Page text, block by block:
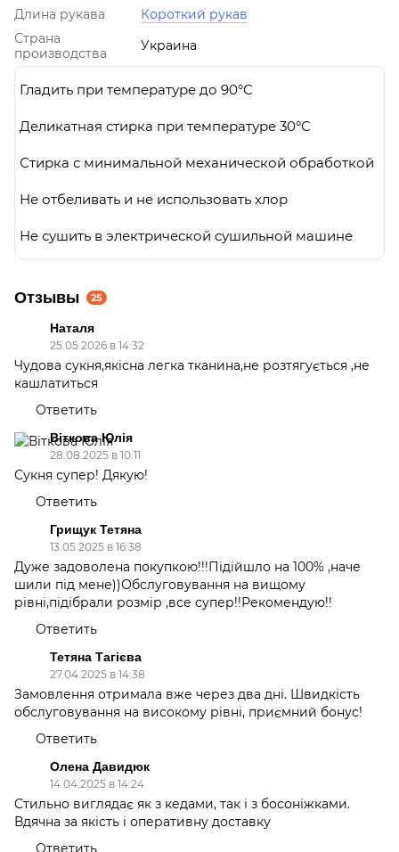
Длина рукава
Короткий рукав
Страна
производства
Украина
Гладить при температуре до 90°C
Деликатная стирка при температуре 30°C
Стирка с минимальной механической обработкой
Не отбеливать и не использовать хлор
Не сушить в электрической сушильной машине
Отзывы 25
Наталя
25.05.2026 в 14:32
Чудова сукня,якісна легка тканина,не розтягується ,не
кашлатиться
Ответить
Віткова Юлія
28.08.2025 в 10:11
Сукня супер! Дякую!
Ответить
Грищук Тетяна
13.05.2025 в 16:38
Дуже задоволена покупкою!!!Підійшло на 100% ,наче
шили під мене))Обслуговування на вищому
рівні,підібрали розмір ,все супер!!Рекомендую!!
Ответить
Тетяна Тагієва
27.04.2025 в 14:38
Замовлення отримала вже через два дні. Швидкість
обслуговування на високому рівні, приємний бонус!
Ответить
Олена Давидюк
14.04.2025 в 14:24
Стильно виглядає як з кедами, так і з босоніжками.
Вдячна за якість і оперативну доставку
Ответить